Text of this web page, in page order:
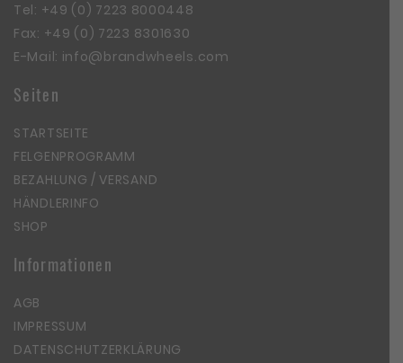
Tel: +49 (0) 7223 8000448
Fax: +49 (0) 7223 8301630
E-Mail: info@brandwheels.com
Seiten
STARTSEITE
FELGENPROGRAMM
BEZAHLUNG / VERSAND
HÄNDLERINFO
SHOP
Informationen
AGB
IMPRESSUM
DATENSCHUTZERKLÄRUNG